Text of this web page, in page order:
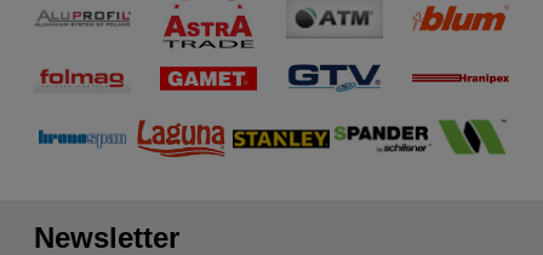
Newsletter